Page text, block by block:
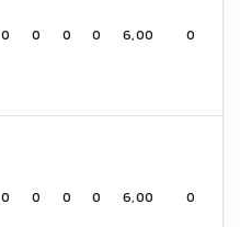
0 0 0 0 6,00 0
0 0 0 0 6,00 0